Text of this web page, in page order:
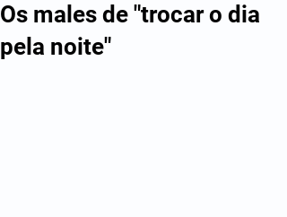
Os males de "trocar o dia
pela noite"